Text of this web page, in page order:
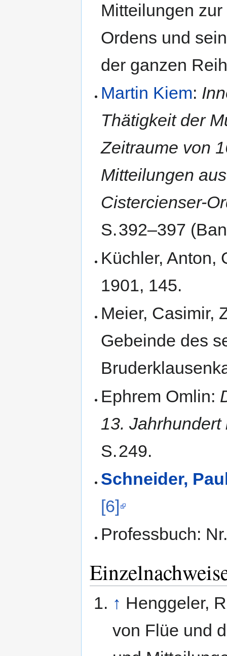
Mitteilungen
Ordens und
der ganzen
Martin Kiem:
Thätigkeit der
Zeitraume von
Mitteilungen
Cistercienser-
S.392–397
Küchler, Anton,
1901, 145.
Meier, Casimir,
Gebeinde des
Ephrem Omlin:
13.
S.249.
Schneider,
[6]
Professbuch:
↑ Henggeler,
von Flüe und